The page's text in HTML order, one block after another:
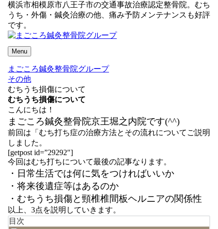
横浜市相模原市八王子市の交通事故治療認定整骨院。むち
うち・外傷・鍼灸治療の他、痛み予防メンテナンスも好評
です。
Menu
まごころ鍼灸整骨院グループ
その他
むちうち損傷について
むちうち損傷について
こんにちは！
まごころ鍼灸整骨院京王堀之内院です(^^)
前回は「むち打ち症の治療方法とその流れについてご説明
しました。
[getpost id=”29292″]
今回はむち打ちについて最後の記事なります。
・日常生活では何に気をつければいいか
・将来後遺症等はあるのか
・むちうち損傷と頸椎椎間板ヘルニアの関係性
以上、3点を説明していきます。
目次